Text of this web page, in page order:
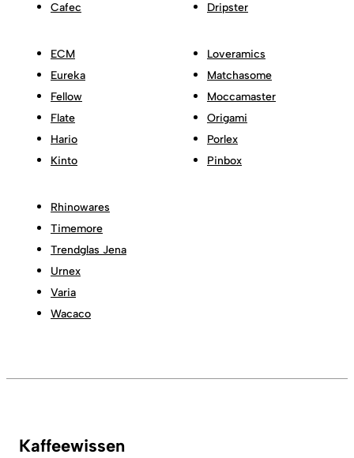
Cafec
Dripster
ECM
Eureka
Fellow
Flate
Hario
Kinto
Loveramics
Matchasome
Moccamaster
Origami
Porlex
Pinbox
Rhinowares
Timemore
Trendglas Jena
Urnex
Varia
Wacaco
Kaffeewissen